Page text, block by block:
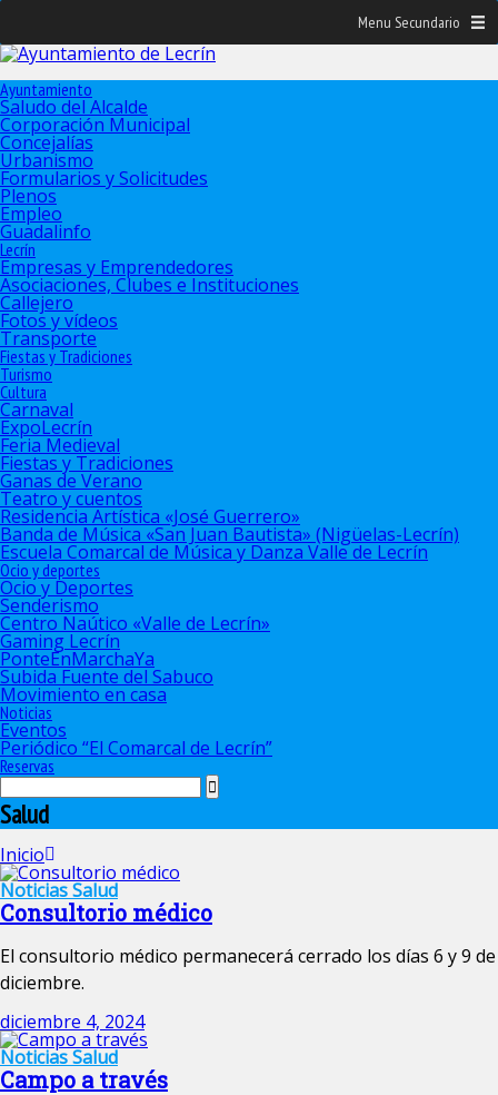
Menu Secundario
Ayuntamiento
Saludo del Alcalde
Corporación Municipal
Concejalías
Urbanismo
Formularios y Solicitudes
Plenos
Empleo
Guadalinfo
Lecrín
Empresas y Emprendedores
Asociaciones, Clubes e Instituciones
Callejero
Fotos y vídeos
Transporte
Fiestas y Tradiciones
Turismo
Cultura
Carnaval
ExpoLecrín
Feria Medieval
Fiestas y Tradiciones
Ganas de Verano
Teatro y cuentos
Residencia Artística «José Guerrero»
Banda de Música «San Juan Bautista» (Nigüelas-Lecrín)
Escuela Comarcal de Música y Danza Valle de Lecrín
Ocio y deportes
Ocio y Deportes
Senderismo
Centro Naútico «Valle de Lecrín»
Gaming Lecrín
PonteEnMarchaYa
Subida Fuente del Sabuco
Movimiento en casa
Noticias
Eventos
Periódico “El Comarcal de Lecrín”
Reservas
Salud
Inicio
NoticiasSalud
Consultorio médico
El consultorio médico permanecerá cerrado los días 6 y 9 de
diciembre.
diciembre 4, 2024
NoticiasSalud
Campo a través